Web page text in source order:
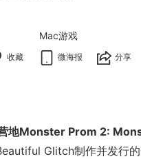
Mac游戏
微海报 分享
地Monster Prom 2:
Glitch制作并发行